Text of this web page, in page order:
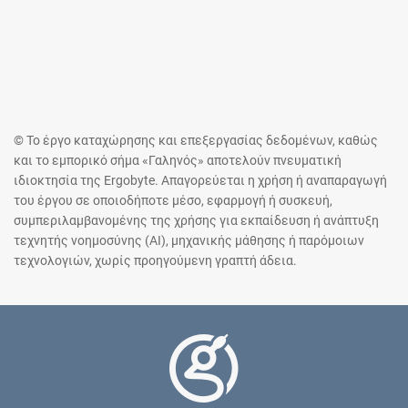
© Το έργο καταχώρησης και επεξεργασίας δεδομένων, καθώς
και το εμπορικό σήμα «Γαληνός» αποτελούν πνευματική
ιδιοκτησία της Ergobyte. Απαγορεύεται η χρήση ή αναπαραγωγή
του έργου σε οποιοδήποτε μέσο, εφαρμογή ή συσκευή,
συμπεριλαμβανομένης της χρήσης για εκπαίδευση ή ανάπτυξη
τεχνητής νοημοσύνης (AI), μηχανικής μάθησης ή παρόμοιων
τεχνολογιών, χωρίς προηγούμενη γραπτή άδεια.